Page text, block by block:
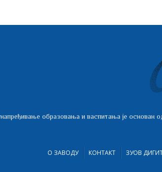
образовања и васпитања је основан
О ЗАВОДУ КОНТАКТ ЗУОВ